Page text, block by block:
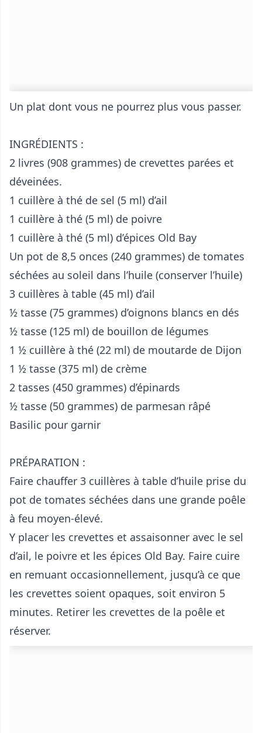
Un plat dont vous ne pourrez plus vous passer.
INGRÉDIENTS :
2 livres (908 grammes) de crevettes parées et
déveinées.
1 cuillère à thé de sel (5 ml) d’ail
1 cuillère à thé (5 ml) de poivre
1 cuillère à thé (5 ml) d’épices Old Bay
Un pot de 8,5 onces (240 grammes) de tomates
séchées au soleil dans l’huile (conserver l’huile)
3 cuillères à table (45 ml) d’ail
½ tasse (75 grammes) d’oignons blancs en dés
½ tasse (125 ml) de bouillon de légumes
1 ½ cuillère à thé (22 ml) de moutarde de Dijon
1 ½ tasse (375 ml) de crème
2 tasses (450 grammes) d’épinards
½ tasse (50 grammes) de parmesan râpé
Basilic pour garnir
PRÉPARATION :
Faire chauffer 3 cuillères à table d’huile prise du
pot de tomates séchées dans une grande poêle
à feu moyen-élevé.
Y placer les crevettes et assaisonner avec le sel
d’ail, le poivre et les épices Old Bay. Faire cuire
en remuant occasionnellement, jusqu’à ce que
les crevettes soient opaques, soit environ 5
minutes. Retirer les crevettes de la poêle et
réserver.